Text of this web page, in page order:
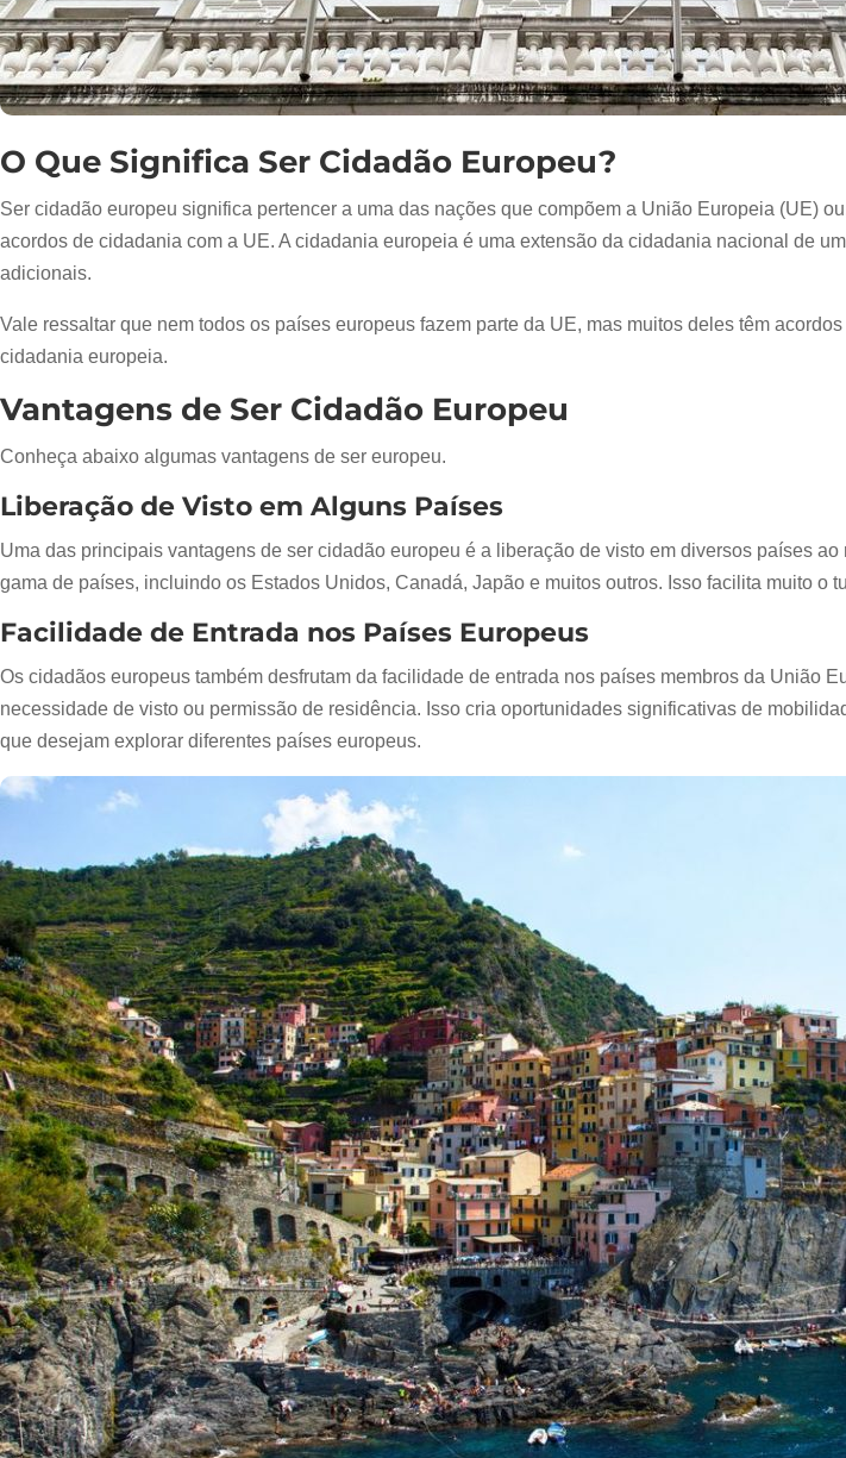
O Que Significa Ser Cidadão Europeu?
Ser cidadão europeu significa pertencer a uma das nações que compõem a União Europeia (UE)
acordos de cidadania com a UE. A cidadania europeia é uma extensão da cidadania nacional de
adicionais.
Vale ressaltar que nem todos os países europeus fazem parte da UE, mas muitos deles têm
cidadania europeia.
Vantagens de Ser Cidadão Europeu
Conheça abaixo algumas vantagens de ser europeu.
Liberação de Visto em Alguns Países
Uma das principais vantagens de ser cidadão europeu é a liberação de visto em diversos países
gama de países, incluindo os Estados Unidos, Canadá, Japão e muitos outros. Isso facilita muito o
Facilidade de Entrada nos Países Europeus
Os cidadãos europeus também desfrutam da facilidade de entrada nos países membros da União
necessidade de visto ou permissão de residência. Isso cria oportunidades significativas de
que desejam explorar diferentes países europeus.